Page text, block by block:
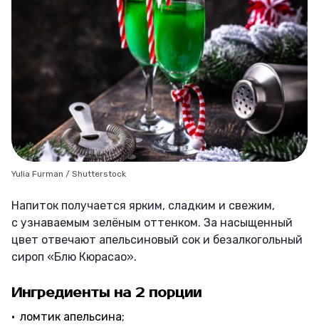
Yulia Furman / Shutterstock
Напиток получается ярким, сладким и свежим,
с узнаваемым зелёным оттенком. За насыщенный
цвет отвечают апельсиновый сок и безалкогольный
сироп «Блю Кюрасао».
Ингредиенты на 2 порции
ломтик апельсина;